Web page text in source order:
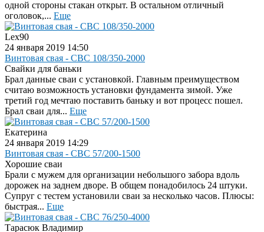
одной стороны стакан открыт. В остальном отличный
оголовок,... Еще
Lex90
24 января 2019 14:50
Винтовая свая - СВС 108/350-2000
Свайки для баньки
Брал данные сваи с установкой. Главным преимуществом
считаю возможность установки фундамента зимой. Уже
третий год мечтаю поставить баньку и вот процесс пошел.
Брал сваи для... Еще
Екатерина
24 января 2019 14:29
Винтовая свая - СВС 57/200-1500
Хорошие сваи
Брали с мужем для организации небольшого забора вдоль
дорожек на заднем дворе. В общем понадобилось 24 штуки.
Супруг с тестем установили сваи за несколько часов. Плюсы:
быстрая... Еще
Тарасюк Владимир